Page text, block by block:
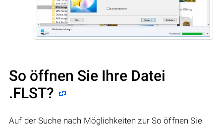
So öffnen Sie Ihre Datei
.FLST?
Auf der Suche nach Möglichkeiten zur So öffnen Sie